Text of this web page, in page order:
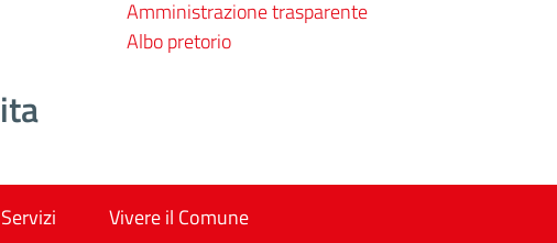
Amministrazione trasparente
Albo pretorio
Servizi Vivere il Comune